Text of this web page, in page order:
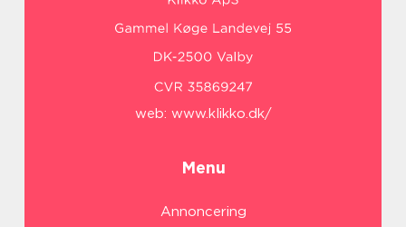
web: www.klikko.dk/
Menu
Annoncering